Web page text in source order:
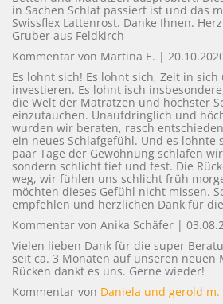
in Sachen Schlaf passiert ist und das
Swissflex Lattenrost. Danke Ihnen.
Gruber aus Feldkirch
Kommentar von Martina E. |
Es lohnt sich! Es lohnt sich, Zeit in
investieren. Es lohnt isch
die Welt der Matratzen und höchster
einzutauchen. Unaufdringlich und
wurden wir beraten, rasch
ein neues Schlafgefühl. Und es lohnte
paar Tage der Gewöhnung schlafen
sondern schlicht tief und fest. Die
weg, wir fühlen uns schlicht früh
möchten dieses Gefühl nicht missen.
empfehlen und herzlichen Dank für
Kommentar von Anika Schäfer |
Vielen lieben Dank für die super
seit ca. 3 Monaten auf unseren neuen
Rücken dankt es uns. Gerne wieder!
Kommentar von Daniela und gerold m.